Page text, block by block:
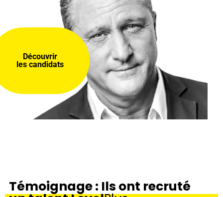
Découvrir
les candidats
Témoignage : Ils ont recruté